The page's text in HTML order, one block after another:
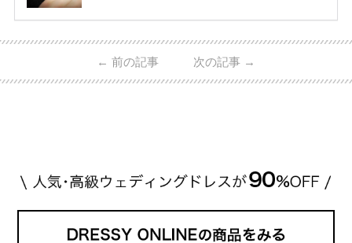
ーウィンストンやカルティエ、ティファニーなど世界
日本で人気のブランドまで幅広くご紹介。 さらに、
・愛用している芸能人夫婦 ・リングの特徴や魅力 ・
← 前の記事 次の記事 →